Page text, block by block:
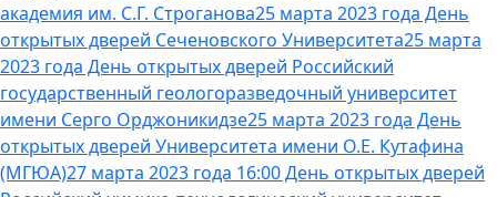
академия им. С.Г. Строганова25 марта 2023 года День
открытых дверей Сеченовского Университета25 марта
2023 года День открытых дверей Российский
государственный геологоразведочный университет
имени Серго Орджоникидзе25 марта 2023 года День
открытых дверей Университета имени О.Е. Кутафина
(МГЮА)27 марта 2023 года 16:00 День открытых дверей